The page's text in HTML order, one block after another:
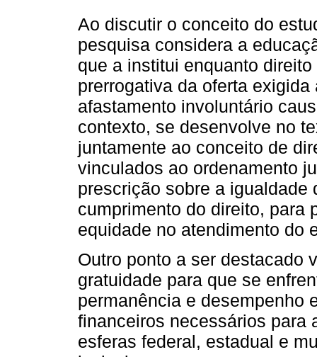
Ao discutir o conceito do
pesquisa considera a
que a institui enquanto
prerrogativa da oferta
afastamento involuntário
contexto, se desenvolve no
juntamente ao conceito de
vinculados ao ordenamento
prescrição sobre a
cumprimento do direito, para
equidade no atendimento do
Outro ponto a ser destacado
gratuidade para que se
permanência e desempenho
financeiros necessários para
esferas federal, estadual e